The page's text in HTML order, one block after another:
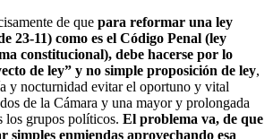
de que para reformar una ley
23-11) como es el Código Penal (ley
constitucional), debe hacerse por lo
de ley” y no simple proposición de ley,
y nocturnidad evitar el oportuno y vital
de la Cámara y una mayor y prolongada
los grupos políticos. El problema va, de que
simples enmiendas aprovechando esa